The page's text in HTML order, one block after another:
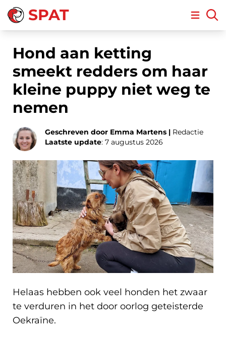
SPAT Open
Hond aan ketting
smeekt redders om haar
kleine puppy niet weg te
nemen
Geschreven door Emma Martens | Redactie
Laatste update: 7 augustus 2026
Helaas hebben ook veel honden het zwaar
te verduren in het door oorlog geteisterde
Oekraïne.